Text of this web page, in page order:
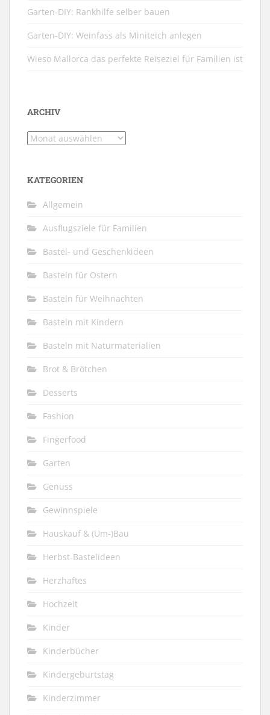
Garten-DIY: Rankhilfe selber bauen
Garten-DIY: Weinfass als Miniteich anlegen
Wieso Mallorca das perfekte Reiseziel für Familien ist
ARCHIV
Archiv
KATEGORIEN
Allgemein
Ausflugsziele für Familien
Bastel- und Geschenkideen
Basteln für Ostern
Basteln für Weihnachten
Basteln mit Kindern
Basteln mit Naturmaterialien
Brot & Brötchen
Desserts
Fashion
Fingerfood
Garten
Genuss
Gewinnspiele
Hauskauf & (Um-)Bau
Herbst-Bastelideen
Herzhaftes
Hochzeit
Kinder
Kinderbücher
Kindergeburtstag
Kinderzimmer